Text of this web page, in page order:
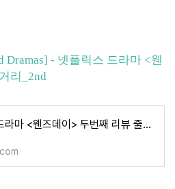
Dramas] - 넷플릭스 드라마 <웬
리_2nd
넷플릭스 드라마 <웬즈데이> 두번째 리뷰 줄거리_2nd